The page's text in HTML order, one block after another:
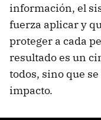
información, el
fuerza aplicar y
proteger a cada
resultado es un
todos, sino que
impacto.